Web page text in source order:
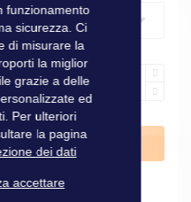
Carrello
funzionamento
sicurezza. Ci
di misurare la
la miglior
grazie a delle
ed
Per ulteriori
la pagina
dei dati
accettare